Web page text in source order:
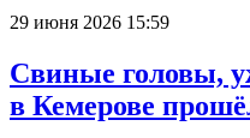
29 июня 2026 15:59
Свиные головы,
в Кемерове